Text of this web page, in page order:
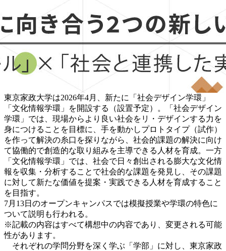
東京家政大学は2026年4月、新たに「社会デザイン学環」
「文化情報学環」を開設する（設置予定）。「社会デザイン
学環」では、現場からより良い社会をリ・デザインする力を
身につけることを目標に、手を動かしプロトタイプ（試作）
を作って解決の糸口を探りながら、社会的課題の解決に向け
て協働的で創造的な取り組みを主導できる人材を育成。一方
「文化情報学環」では、社会で日々創出される膨大な文化情
報を収集・分析することで社会的な課題を発見し、その課題
に対して新たな価値を提案・実践できる人材を育成すること
を目指す。
7月13日のオープンキャンパスでは模擬授業や学環の特色に
ついて説明も行われる。
※記載の内容はすべて構想中の内容であり、変更される可能
性があります。
それぞれの学問分野を深く学ぶ「学部」に対し、東京家政